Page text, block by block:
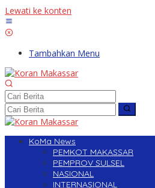
Lewati ke konten
Tambahkan Menu
KoMa News
PEMKOT MAKASSAR
PEMPROV SULSEL
NASIONAL
INTERNASIONAL